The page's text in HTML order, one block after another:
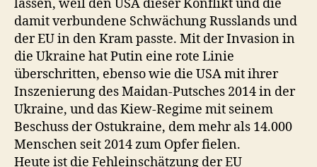
lassen, weil den USA dieser Konflikt und die
damit verbundene Schwächung Russlands und
der EU in den Kram passte. Mit der Invasion in
die Ukraine hat Putin eine rote Linie
überschritten, ebenso wie die USA mit ihrer
Inszenierung des Maidan-Putsches 2014 in der
Ukraine, und das Kiew-Regime mit seinem
Beschuss der Ostukraine, dem mehr als 14.000
Menschen seit 2014 zum Opfer fielen.
Heute ist die Fehleinschätzung der EU